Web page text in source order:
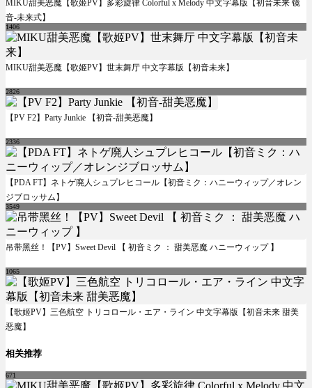
MIKU甜美恶魔【歌姬PV】多彩旋律 Colorful x Melody 中文字幕版【初音未来 镜
音-未来式】
1406
MIKU甜美恶魔【歌姬PV】世末舞厅 中文字幕版【初音未来】
2826
【PV F2】Party Junkie 【初音-甜美恶魔】
2336
【PDA FT】ネトゲ廃人シュプレヒコール【初音ミク：ハニーウィップ／オレン
ジブロッサム】
3549
吊带黑丝！【PV】Sweet Devil 【 初音ミク ： 甜美恶魔 ハニーウィップ 】
1065
【歌姬PV】三色航空 トリコロール・エア・ライン 中文字幕版【初音未来 甜美
恶魔】
相关推荐
671